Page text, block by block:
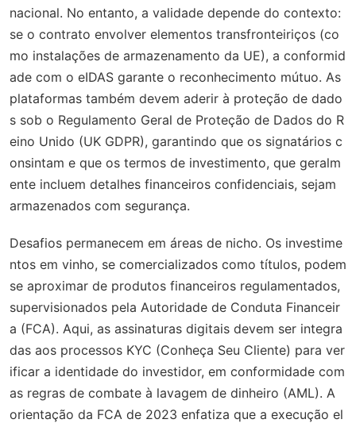
nacional. No entanto, a validade depende do contexto:
se o contrato envolver elementos transfronteiriços (co
mo instalações de armazenamento da UE), a conformid
ade com o eIDAS garante o reconhecimento mútuo. As
plataformas também devem aderir à proteção de dado
s sob o Regulamento Geral de Proteção de Dados do R
eino Unido (UK GDPR), garantindo que os signatários c
onsintam e que os termos de investimento, que geralm
ente incluem detalhes financeiros confidenciais, sejam
armazenados com segurança.
Desafios permanecem em áreas de nicho. Os investime
ntos em vinho, se comercializados como títulos, podem
se aproximar de produtos financeiros regulamentados,
supervisionados pela Autoridade de Conduta Financeir
a (FCA). Aqui, as assinaturas digitais devem ser integra
das aos processos KYC (Conheça Seu Cliente) para ver
ificar a identidade do investidor, em conformidade com
as regras de combate à lavagem de dinheiro (AML). A
orientação da FCA de 2023 enfatiza que a execução el